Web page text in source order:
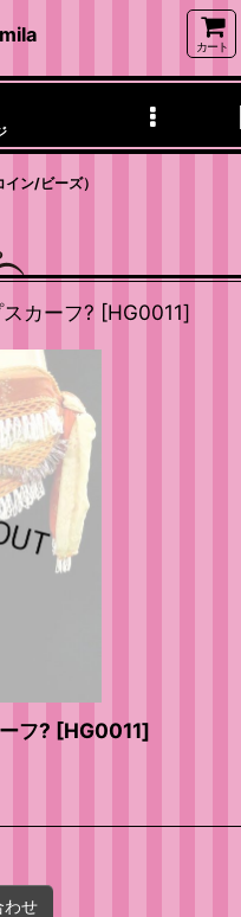
カート
ン/ビーズ）
カーフ? [HG0011]
フ? [HG0011]
わせ